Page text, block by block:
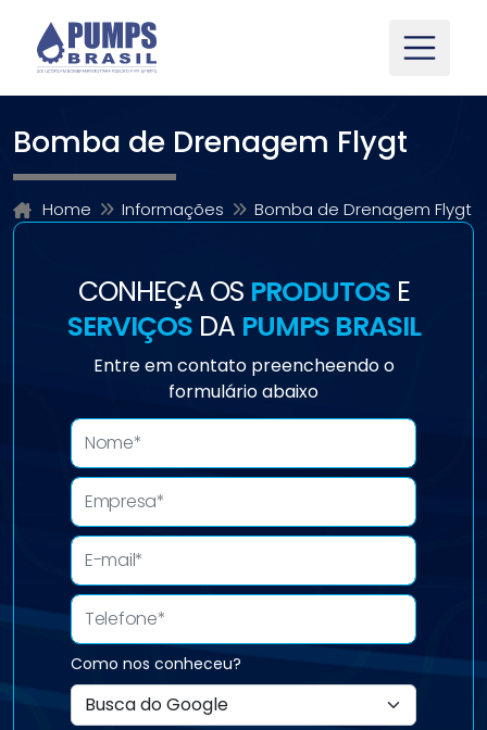
Bomba de Drenagem Flygt
Home Informações Bomba de Drenagem Flygt
CONHEÇA OS PRODUTOSE
SERVIÇOSDA PUMPS BRASIL
Entre em contato preencheendo o
formulário abaixo
Como nos conheceu?